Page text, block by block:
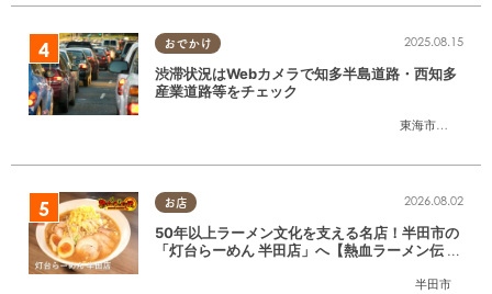
おでかけ
東海市
,大府市
2025.08.15
渋滞状況はWebカメラで知多半島道路・西知多
産業道路等をチェック
お店
半田市
2026.08.02
50年以上ラーメン文化を支える名店！半田市の
「灯台らーめん 半田店」へ【熱血ラーメン伝 8